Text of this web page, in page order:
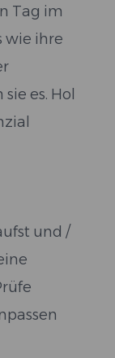
Tag im
wie ihre
es. Hol
und /